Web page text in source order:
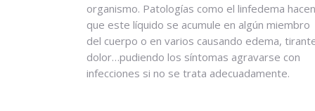
organismo. Patologías como el linfedema hacen
que este líquido se acumule en algún miembro
del cuerpo o en varios causando edema,
dolor…pudiendo los síntomas agravarse con
infecciones si no se trata adecuadamente.